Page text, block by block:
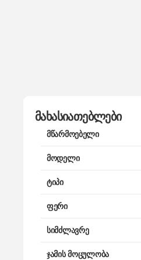
მახასიათებლები
მწარმოებელი
მოდელი
ტიპი
ფერი
სიმძლავრე
ჯამის მოცულობა